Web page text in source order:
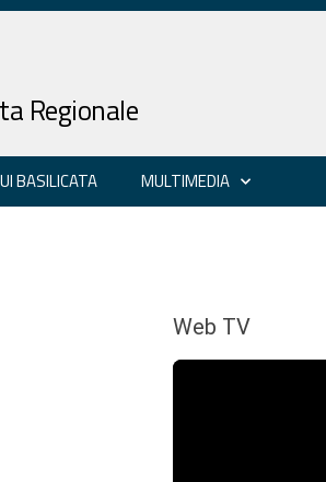
Regionale
BASILICATA MULTIMEDIA
Web TV